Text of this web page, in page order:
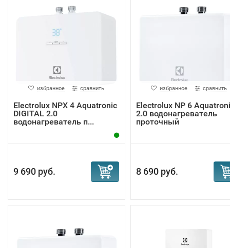
избранное сравнить
Electrolux NPX 4 Aquatronic
DIGITAL 2.0
водонагреватель п...
9 690 руб.
избранное сравнить
Electrolux NP 6
2.0 водонагреватель
проточный
8 690 руб.